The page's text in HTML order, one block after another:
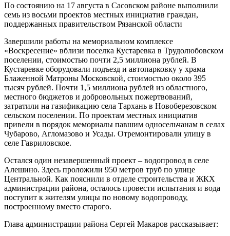
По состоянию на 17 августа в Сасовском районе выполнили
семь из восьми проектов местных инициатив граждан,
поддержанных правительством Рязанской области
Завершили работы на мемориальном комплексе
«Воскресение» вблизи поселка Кустаревка в Трудолюбовском
поселении, стоимостью почти 2,5 миллиона рублей. В
Кустаревке оборудовали подъезд и автопарковку у храма
Блаженной Матроны Московской, стоимостью около 395
тысяч рублей. Почти 1,5 миллиона рублей из областного,
местного бюджетов и добровольных пожертвований,
затратили на газификацию села Тархань в Новоберезовском
сельском поселении. По проектам местных инициатив
привели в порядок мемориалы павшим односельчанам в селах
Чубарово, Агломазово и Усады. Отремонтировали улицу в
селе Гавриловское.
Остался один незавершенный проект – водопровод в селе
Алешино. Здесь проложили 950 метров труб по улице
Центральной. Как пояснили в отделе строительства и ЖКХ
администрации района, осталось провести испытания и вода
поступит к жителям улицы по новому водопроводу,
построенному вместо старого.
Глава администрации района Сергей Макаров рассказывает: